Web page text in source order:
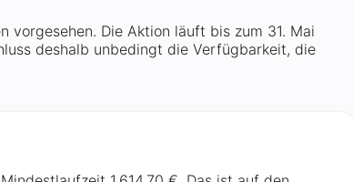
vorgesehen. Die Aktion läuft bis zum 31. Mai
deshalb unbedingt die Verfügbarkeit, die